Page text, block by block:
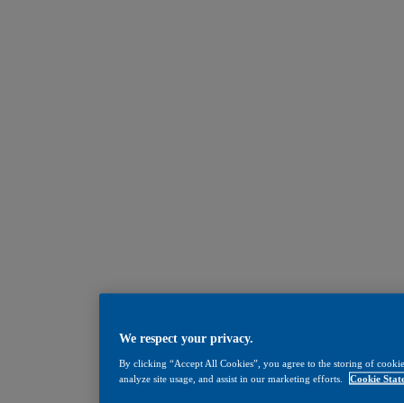
We respect your privacy.
By clicking “Accept All Cookies”, you agree to the storing of
analyze site usage, and assist in our marketing efforts.
Cookie